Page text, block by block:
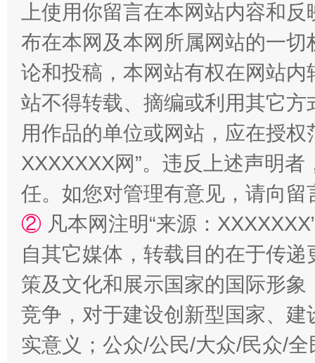
阿坝州三大球赛在茂县开幕 规模
国家大学科技园优化重塑工作
上使用你留言在本网站内容和
布在本网及本网所属网站的一
论和投稿，本网站有权在网站
站不得转载、摘编或利用其它
用作品的单位或网站，应在授
XXXXXXX网”。违反上述声明
任。如您对管理有意见，请向
② 凡本网注明“来源：
自其它媒体，转载目的在于传
策及文化和展示国家的国际形
竞争，对于建设创新型国家、
实意义；公众/公民/大众/民众/